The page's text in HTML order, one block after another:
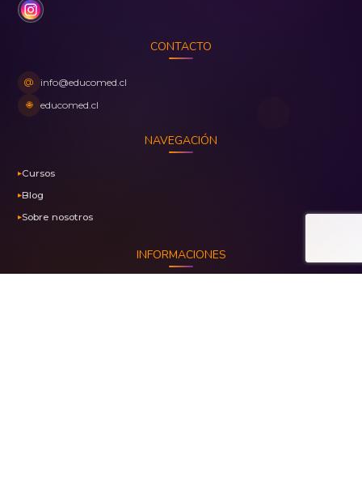
CONTACTO
@ info@educomed.cl
🌐 educomed.cl
NAVEGACIÓN
Cursos
Blog
Sobre nosotros
INFORMACIONES